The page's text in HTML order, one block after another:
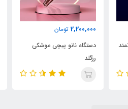
2,800,000 تومان
دستگاه پیچی ۵ زمانه قدرتمند
نانو پاور